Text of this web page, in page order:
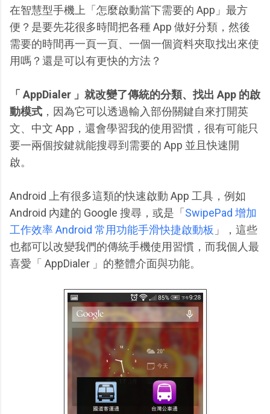
在智慧型手機上「怎麼啟動當下需要的 App」最方
便？是要先花很多時間把各種 App 做好分類，然後
需要的時間再一頁一頁、一個一個資料夾取找出來使
用嗎？還是可以有更快的方法？
「 AppDialer 」就改變了傳統的分類、找出 App 的啟
動模式 ，因為它可以透過輸入部份關鍵自來打開英
文、中文 App，還會學習我的使用習慣，很有可能只
要一兩個按鍵就能搜尋到需要的 App 並且快速開
啟。
Android 上有很多這類的快速啟動 App 工具，例如
Android 內建的 Google 搜尋，或是「 SwipePad 增加
工作效率 Android 常用功能手滑快捷啟動板 」，這些
也都可以改變我們的傳統手機使用習慣，而我個人最
喜愛「 AppDialer 」的整體介面與功能。